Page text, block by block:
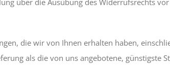
die wir von Ihnen erhalten haben,
als die von uns angebotene, günstigste